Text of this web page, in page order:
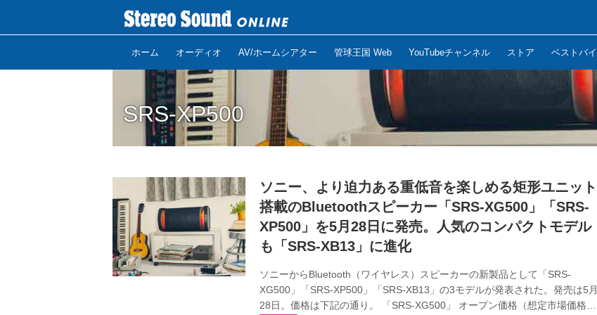
ホーム オーディオ AV/ホームシアター 管球王国 Web YouTubeチャンネル ストア ベストバイ
SRS-XP500
ソニー、より迫力ある重低音を楽しめる矩形ユニット
搭載のBluetoothスピーカー「SRS-XG500」「SRS-
XP500」を5月28日に発売。人気のコンパクトモデル
も「SRS-XB13」に進化
ソニーからBluetooth（ワイヤレス）スピーカーの新製品として「SRS-
XG500」「SRS-XP500」「SRS-XB13」の3モデルが発表された。発売は5月
28日。価格は下記の通り。 「SRS-XG500」 オープン価格（想定市場価格